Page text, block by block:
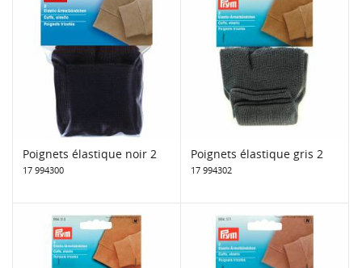
Poignets élastique noir 2
17 994300
Poignets élastique gris 2
17 994302